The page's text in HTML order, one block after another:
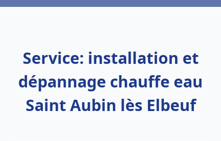
Service: installation et
dépannage chauffe eau
Saint Aubin lès Elbeuf